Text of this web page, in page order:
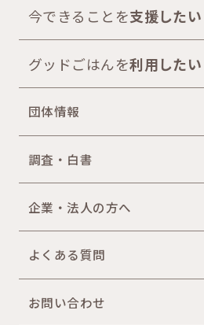
今できることを支援したい
グッドごはんを利用したい
団体情報
調査・白書
企業・法人の方へ
よくある質問
お問い合わせ